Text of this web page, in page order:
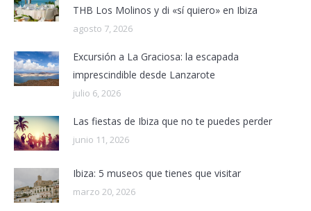
THB Los Molinos y di «sí quiero» en Ibiza
agosto 7, 2026
Excursión a La Graciosa: la escapada
imprescindible desde Lanzarote
julio 6, 2026
Las fiestas de Ibiza que no te puedes perder
junio 11, 2026
Ibiza: 5 museos que tienes que visitar
marzo 20, 2026